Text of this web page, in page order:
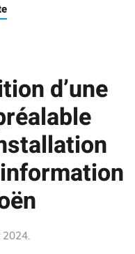
d’une
2024.